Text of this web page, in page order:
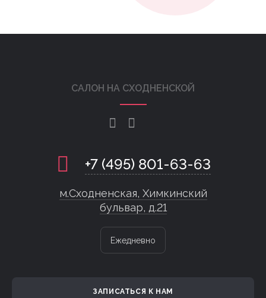
САЛОН НА СХОДНЕНСКОЙ
+7 (495) 801-63-63
м.Сходненская, Химкинский
бульвар, д.21
Ежедневно
ЗАПИСАТЬСЯ К НАМ